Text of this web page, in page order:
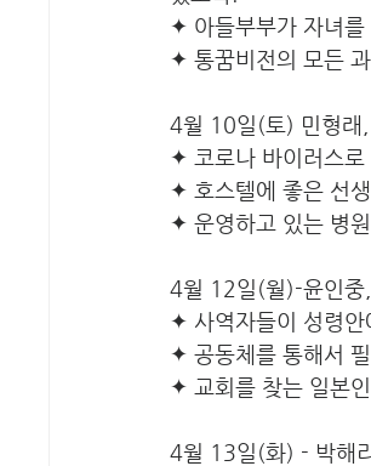
✦ 아들부부가 자녀를
✦ 통꿈비전의 모든
4월 10일(토) 민형래
✦ 코로나 바이러스
✦ 호스텔에 좋은 선
✦ 운영하고 있는 병
4월 12일(월)-윤인중
✦ 사역자들이 성령안
✦ 공동체를 통해서
✦ 교회를 찾는 일본
4월 13일(화) - 박해